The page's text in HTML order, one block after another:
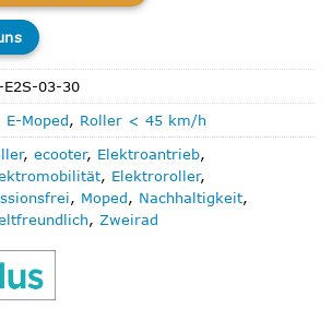
E2S-03-30
E-Moped, Roller < 45 km/h
, ecooter, Elektroantrieb,
, Elektroroller,
, Moped, Nachhaltigkeit,
, Zweirad